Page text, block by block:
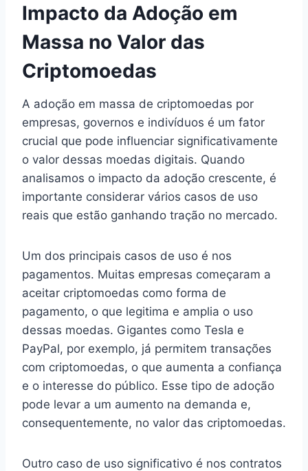
Impacto da Adoção em
Massa no Valor das
Criptomoedas
A adoção em massa de criptomoedas por
empresas, governos e indivíduos é um fator
crucial que pode influenciar significativamente
o valor dessas moedas digitais. Quando
analisamos o impacto da adoção crescente, é
importante considerar vários casos de uso
reais que estão ganhando tração no mercado.
Um dos principais casos de uso é nos
pagamentos. Muitas empresas começaram a
aceitar criptomoedas como forma de
pagamento, o que legitima e amplia o uso
dessas moedas. Gigantes como Tesla e
PayPal, por exemplo, já permitem transações
com criptomoedas, o que aumenta a confiança
e o interesse do público. Esse tipo de adoção
pode levar a um aumento na demanda e,
consequentemente, no valor das criptomoedas.
Outro caso de uso significativo é nos contratos